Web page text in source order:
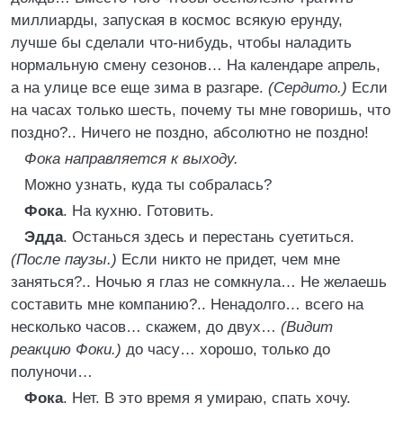
миллиарды, запуская в космос всякую ерунду,
лучше бы сделали что-нибудь, чтобы наладить
нормальную смену сезонов… На календаре апрель,
а на улице все еще зима в разгаре. (Сердито.) Если
на часах только шесть, почему ты мне говоришь, что
поздно?.. Ничего не поздно, абсолютно не поздно!
Фока направляется к выходу.
Можно узнать, куда ты собралась?
Фока. На кухню. Готовить.
Эдда. Останься здесь и перестань суетиться.
(После паузы.) Если никто не придет, чем мне
заняться?.. Ночью я глаз не сомкнула… Не желаешь
составить мне компанию?.. Ненадолго… всего на
несколько часов… скажем, до двух… (Видит
реакцию Фоки.) до часу… хорошо, только до
полуночи…
Фока. Нет. В это время я умираю, спать хочу.